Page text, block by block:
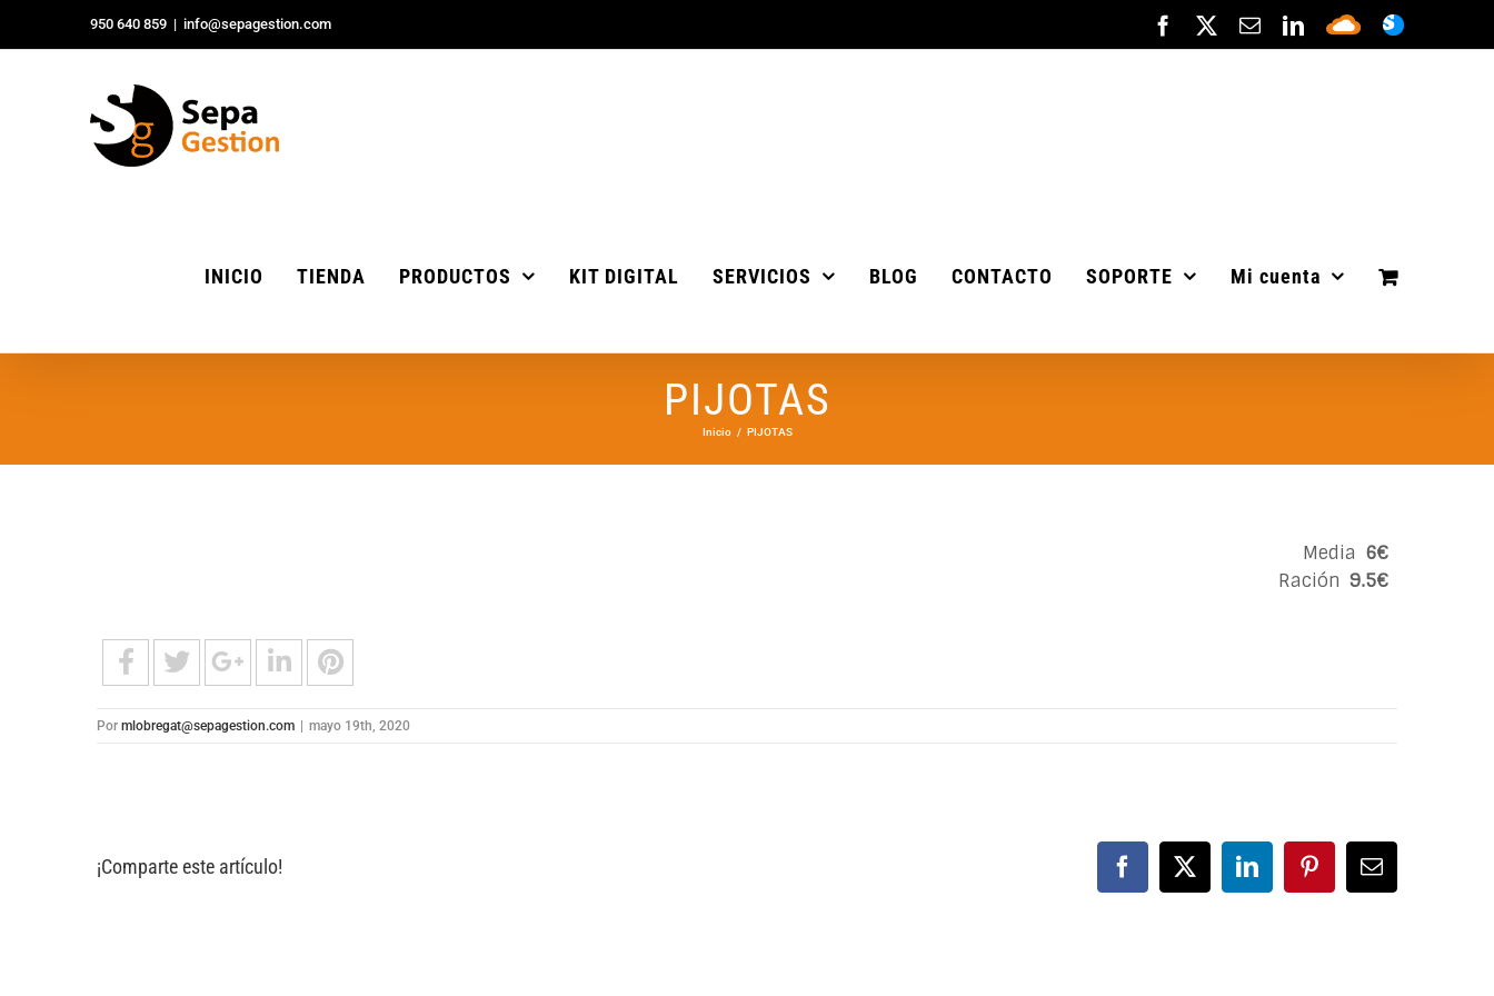
al
950 640 859 | info@sepagestion.com Facebook
X
Correo
electrónico
LinkedIn
Sepa
Cloud
INICIO TIENDA PRODUCTOS KIT DIGITAL SERVICIOS BLOG CONTACTO SOPORTE Mi cuenta
PIJOTAS
Inicio PIJOTAS
Media 6€
Ración 9.5€
Por mlobregat@sepagestion.com mayo 19th, 2020
¡Comparte este artículo! Facebook
X LinkedInPinterestCorreo
electrónico